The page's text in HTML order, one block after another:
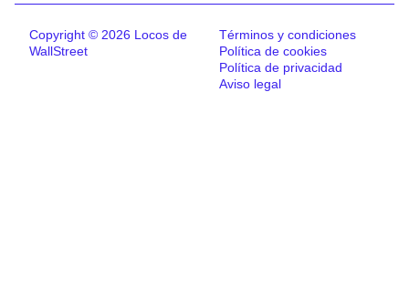
Copyright © 2026 Locos de
WallStreet
Términos y condiciones
Política de cookies
Política de privacidad
Aviso legal